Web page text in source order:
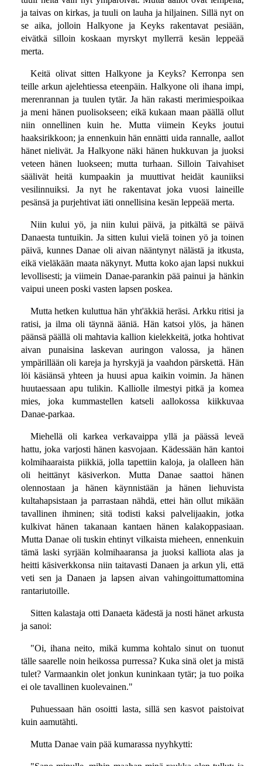
ja taivas on kirkas, ja tuuli on lauha ja hiljainen. Sillä nyt on
se aika, jolloin Halkyone ja Keyks rakentavat pesiään,
eivätkä silloin koskaan myrskyt myllerrä kesän leppeää
merta.
Keitä olivat sitten Halkyone ja Keyks? Kerronpa sen
teille arkun ajelehtiessa eteenpäin. Halkyone oli ihana impi,
merenrannan ja tuulen tytär. Ja hän rakasti merimiespoikaa
ja meni hänen puolisokseen; eikä kukaan maan päällä ollut
niin onnellinen kuin he. Mutta viimein Keyks joutui
haaksirikkoon; ja ennenkuin hän ennätti uida rannalle, aallot
hänet nielivät. Ja Halkyone näki hänen hukkuvan ja juoksi
veteen hänen luokseen; mutta turhaan. Silloin Taivahiset
säälivät heitä kumpaakin ja muuttivat heidät kauniiksi
vesilinnuiksi. Ja nyt he rakentavat joka vuosi laineille
pesänsä ja purjehtivat iäti onnellisina kesän leppeää merta.
Niin kului yö, ja niin kului päivä, ja pitkältä se päivä
Danaesta tuntuikin. Ja sitten kului vielä toinen yö ja toinen
päivä, kunnes Danae oli aivan nääntynyt nälästä ja itkusta,
eikä vieläkään maata näkynyt. Mutta koko ajan lapsi nukkui
levollisesti; ja viimein Danae-parankin pää painui ja hänkin
vaipui uneen poski vasten lapsen poskea.
Mutta hetken kuluttua hän yht'äkkiä heräsi. Arkku ritisi ja
ratisi, ja ilma oli täynnä ääniä. Hän katsoi ylös, ja hänen
päänsä päällä oli mahtavia kallion kielekkeitä, jotka hohtivat
aivan punaisina laskevan auringon valossa, ja hänen
ympärillään oli kareja ja hyrskyjä ja vaahdon pärskettä. Hän
löi käsiänsä yhteen ja huusi apua kaikin voimin. Ja hänen
huutaessaan apu tulikin. Kalliolle ilmestyi pitkä ja komea
mies, joka kummastellen katseli aallokossa kiikkuvaa
Danae-parkaa.
Miehellä oli karkea verkavaippa yllä ja päässä leveä
hattu, joka varjosti hänen kasvojaan. Kädessään hän kantoi
kolmihaaraista piikkiä, jolla tapettiin kaloja, ja olalleen hän
oli heittänyt käsiverkon. Mutta Danae saattoi hänen
olennostaan ja hänen käynnistään ja hänen liehuvista
kultahapsistaan ja parrastaan nähdä, ettei hän ollut mikään
tavallinen ihminen; sitä todisti kaksi palvelijaakin, jotka
kulkivat hänen takanaan kantaen hänen kalakoppasiaan.
Mutta Danae oli tuskin ehtinyt vilkaista mieheen, ennenkuin
tämä laski syrjään kolmihaaransa ja juoksi kalliota alas ja
heitti käsiverkkonsa niin taitavasti Danaen ja arkun yli, että
veti sen ja Danaen ja lapsen aivan vahingoittumattomina
rantariutoille.
Sitten kalastaja otti Danaeta kädestä ja nosti hänet arkusta
ja sanoi:
"Oi, ihana neito, mikä kumma kohtalo sinut on tuonut
tälle saarelle noin heikossa purressa? Kuka sinä olet ja mistä
tulet? Varmaankin olet jonkun kuninkaan tytär; ja tuo poika
ei ole tavallinen kuolevainen."
Puhuessaan hän osoitti lasta, sillä sen kasvot paistoivat
kuin aamutähti.
Mutta Danae vain pää kumarassa nyyhkytti: